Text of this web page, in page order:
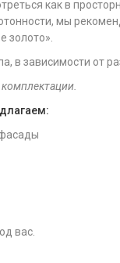
как в
мы
золото».
в зависимости от
вас.